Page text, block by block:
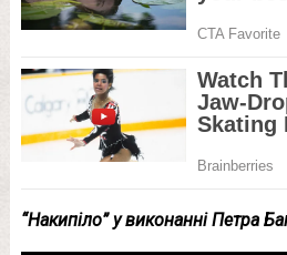
“Накипіло” у виконанні Петра